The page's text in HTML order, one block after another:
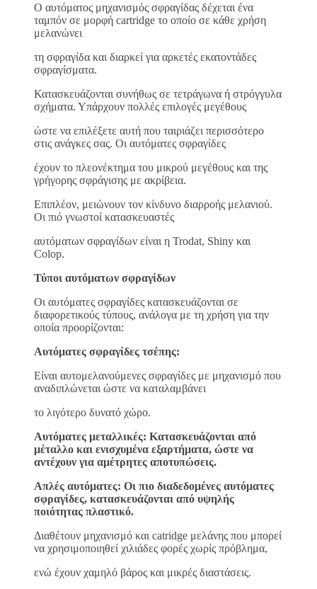
Ο αυτόματος μηχανισμός σφραγίδας δέχεται ένα
ταμπόν σε μορφή cartridge το οποίο σε κάθε χρήση
μελανώνει
τη σφραγίδα και διαρκεί για αρκετές εκατοντάδες
σφραγίσματα.
Κατασκευάζονται συνήθως σε τετράγωνα ή στρόγγυλα
σχήματα. Υπάρχουν πολλές επιλογές μεγέθους
ώστε να επιλέξετε αυτή που ταιριάζει περισσότερο
στις ανάγκες σας. Οι αυτόματες σφραγίδες
έχουν το πλεονέκτημα του μικρού μεγέθους και της
γρήγορης σφράγισης με ακρίβεια.
Επιπλέον, μειώνουν τον κίνδυνο διαρροής μελανιού.
Οι πιό γνωστοί κατασκευαστές
αυτόματων σφραγίδων είναι η Trodat, Shiny και
Colop.
Τύποι αυτόματων σφραγίδων
Οι αυτόματες σφραγίδες κατασκευάζονται σε
διαφορετικούς τύπους, ανάλογα με τη χρήση για την
οποία προορίζονται:
Αυτόματες σφραγίδες τσέπης:
Είναι αυτομελανούμενες σφραγίδες με μηχανισμό που
αναδιπλώνεται ώστε να καταλαμβάνει
το λιγότερο δυνατό χώρο.
Αυτόματες μεταλλικές: Κατασκευάζονται από
μέταλλο και ενισχυμένα εξαρτήματα, ώστε να
αντέχουν για αμέτρητες αποτυπώσεις.
Απλές αυτόματες: Οι πιο διαδεδομένες αυτόματες
σφραγίδες, κατασκευάζονται από υψηλής
ποιότητας πλαστικό.
Διαθέτουν μηχανισμό και catridge μελάνης που μπορεί
να χρησιμοποιηθεί χιλιάδες φορές χωρίς πρόβλημα,
ενώ έχουν χαμηλό βάρος και μικρές διαστάσεις.